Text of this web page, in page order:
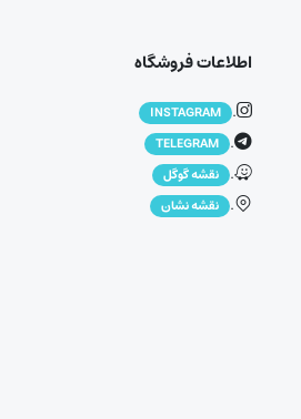
اطلاعات فروشگاه
.
INSTAGRAM
.
TELEGRAM
. نقشه گوگل
. نقشه نشان